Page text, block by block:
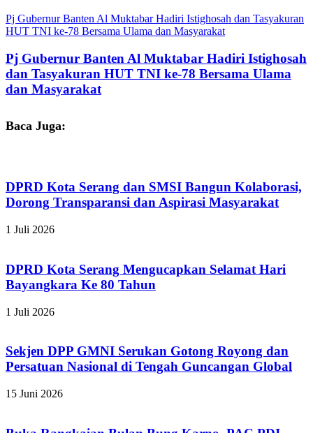
Pj Gubernur Banten Al Muktabar Hadiri Istighosah dan Tasyakuran
HUT TNI ke-78 Bersama Ulama dan Masyarakat
Pj Gubernur Banten Al Muktabar Hadiri Istighosah
dan Tasyakuran HUT TNI ke-78 Bersama Ulama
dan Masyarakat
Baca Juga:
DPRD Kota Serang dan SMSI Bangun Kolaborasi,
Dorong Transparansi dan Aspirasi Masyarakat
1 Juli 2026
DPRD Kota Serang Mengucapkan Selamat Hari
Bayangkara Ke 80 Tahun
1 Juli 2026
Sekjen DPP GMNI Serukan Gotong Royong dan
Persatuan Nasional di Tengah Guncangan Global
15 Juni 2026